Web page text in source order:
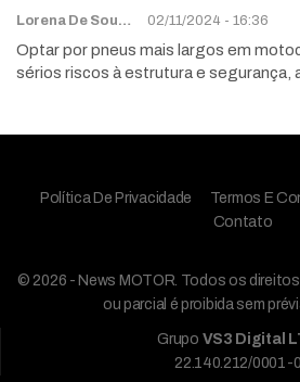
Lorena De Sousa 02/11/2024 - 16:36
Optar por pneus mais largos em
sérios riscos à estrutura e segurança,
Política De Privacidade Termos E
Contato
© 2026 - News MOTOR. Todos os
ou parcial é proibida sem
Grupo VS3 Digital
22.140.212/0001-